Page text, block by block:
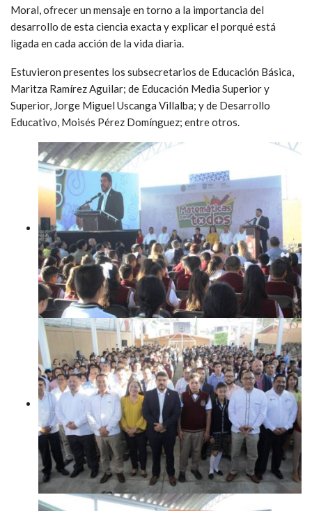
Moral, ofrecer un mensaje en torno a la importancia del
desarrollo de esta ciencia exacta y explicar el porqué está
ligada en cada acción de la vida diaria.
Estuvieron presentes los subsecretarios de Educación Básica,
Maritza Ramírez Aguilar; de Educación Media Superior y
Superior, Jorge Miguel Uscanga Villalba; y de Desarrollo
Educativo, Moisés Pérez Domínguez; entre otros.